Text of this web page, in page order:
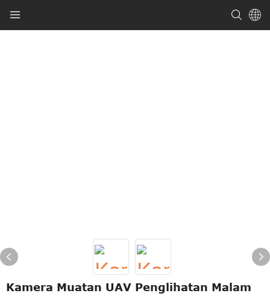
Kamera Muatan UAV Penglihatan Malam